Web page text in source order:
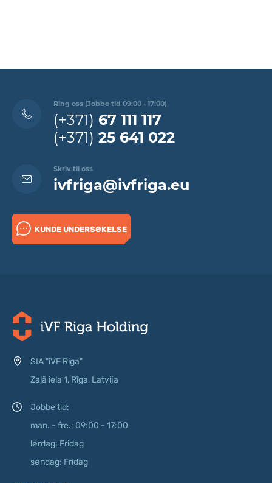
Ring oss (Jobbe tid 09:00 - 17:00)
(+371) 67 111 117
(+371) 25 641 022
Skriv til oss
ivfriga@ivfriga.eu
KUNDE UNDERSØKELSE
SIA "iVF Riga"
Zaļā iela 1, Rīga, Latvija
Jobbe tid:
man. - fre.: 09:00 - 17:00
lørdag: Fridag
søndag: Fridag